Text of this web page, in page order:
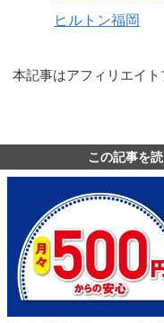
ヒルトン福岡
本記事はアフィリエイ
この記事を